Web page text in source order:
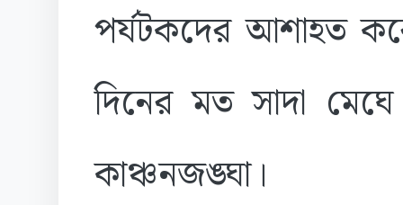
পর্যটকদের আশাহত
দিনের মত সাদা
কাঞ্চনজঙ্ঘা।